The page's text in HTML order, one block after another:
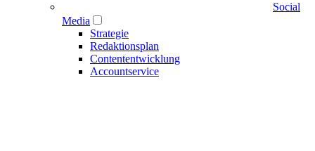
Social
Media
Strategie
Redaktionsplan
Contententwicklung
Accountservice